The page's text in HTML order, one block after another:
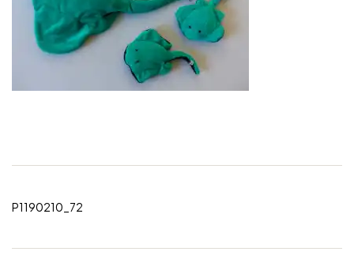
P1190210_72